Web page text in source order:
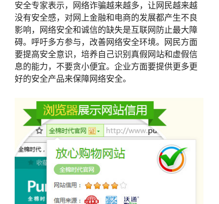
安全专家表示，网络诈骗越来越多，让网民越来越
没有安全感，对网上金融和电商的发展都产生不良
影响，网络安全和诚信的缺失是互联网防止最大障
碍。呼吁多方参与，改善网络安全环境。网民方面
要提高安全意识，培养自己识别真假网站和虚假信
息的能力，不要贪小便宜。企业方面要提供更多更
好的安全产品来保障网络安全。